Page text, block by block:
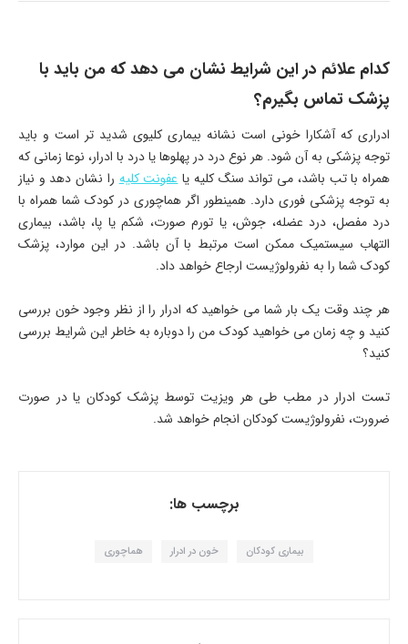
کدام علائم در این شرایط نشان می دهد که من باید با
پزشک تماس بگیرم؟
ادراری که آشکارا خونی است نشانه بیماری کلیوی شدید تر است و باید
توجه پزشکی به آن شود. هر نوع درد در پهلوها یا درد با ادرار، نوعا زمانی که
همراه با تب باشد، می تواند سنگ کلیه یاعفونت کلیهرا نشان دهد و نیاز
به توجه پزشکی فوری دارد. همینطور اگر هماچوری در کودک شما همراه با
درد مفصل، درد عضله، جوش، یا تورم صورت، شکم یا پا، باشد، بیماری
التهاب سیستمیک ممکن است مرتبط با آن باشد. در این موارد، پزشک
کودک شما را به نفرولوژیست ارجاع خواهد داد.
هر چند وقت یک بار شما می خواهید که ادرار را از نظر وجود خون بررسی
کنید و چه زمان می خواهید کودک من را دوباره به خاطر این شرایط بررسی
کنید؟
تست ادرار در مطب طی هر ویزیت توسط پزشک کودکان یا در صورت
ضرورت، نفرولوژیست کودکان انجام خواهد شد.
برچسب ها:
بیماری کودکان خون در ادرار هماچوری